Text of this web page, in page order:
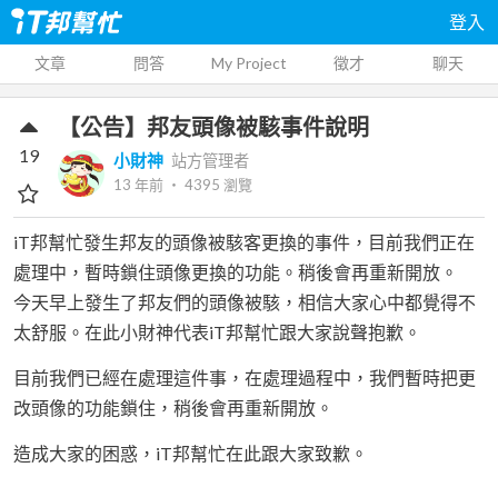
登入
文章 問答 My Project 徵才 聊天
【公告】邦友頭像被駭事件說明
小財神 站方管理者
13 年前 ‧ 4395 瀏覽
19
iT邦幫忙發生邦友的頭像被駭客更換的事件，目前我們正在
處理中，暫時鎖住頭像更換的功能。稍後會再重新開放。
今天早上發生了邦友們的頭像被駭，相信大家心中都覺得不
太舒服。在此小財神代表iT邦幫忙跟大家說聲抱歉。
目前我們已經在處理這件事，在處理過程中，我們暫時把更
改頭像的功能鎖住，稍後會再重新開放。
造成大家的困惑，iT邦幫忙在此跟大家致歉。